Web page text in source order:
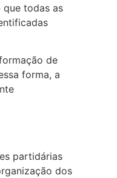
todas as
de
forma, a
partidárias
dos